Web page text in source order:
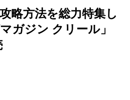
略方法を総力特集し
ガジン クリール」